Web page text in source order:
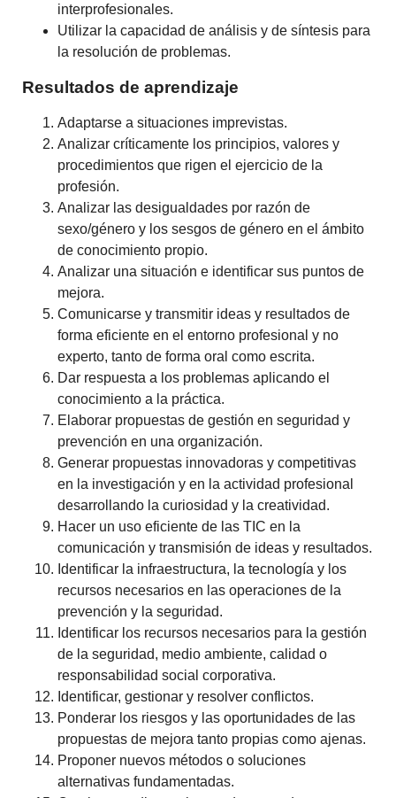
interprofesionales.
Utilizar la capacidad de análisis y de síntesis para
la resolución de problemas.
Resultados de aprendizaje
Adaptarse a situaciones imprevistas.
Analizar críticamente los principios, valores y
procedimientos que rigen el ejercicio de la
profesión.
Analizar las desigualdades por razón de
sexo/género y los sesgos de género en el ámbito
de conocimiento propio.
Analizar una situación e identificar sus puntos de
mejora.
Comunicarse y transmitir ideas y resultados de
forma eficiente en el entorno profesional y no
experto, tanto de forma oral como escrita.
Dar respuesta a los problemas aplicando el
conocimiento a la práctica.
Elaborar propuestas de gestión en seguridad y
prevención en una organización.
Generar propuestas innovadoras y competitivas
en la investigación y en la actividad profesional
desarrollando la curiosidad y la creatividad.
Hacer un uso eficiente de las TIC en la
comunicación y transmisión de ideas y resultados.
Identificar la infraestructura, la tecnología y los
recursos necesarios en las operaciones de la
prevención y la seguridad.
Identificar los recursos necesarios para la gestión
de la seguridad, medio ambiente, calidad o
responsabilidad social corporativa.
Identificar, gestionar y resolver conflictos.
Ponderar los riesgos y las oportunidades de las
propuestas de mejora tanto propias como ajenas.
Proponer nuevos métodos o soluciones
alternativas fundamentadas.